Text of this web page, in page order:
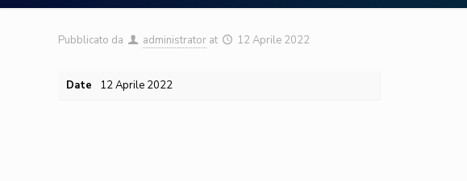
Pubblicato da administrator at 12 Aprile 2022
Date 12 Aprile 2022